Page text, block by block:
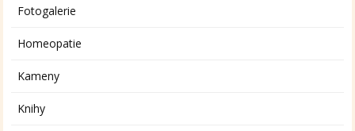
Fotogalerie
Homeopatie
Kameny
Knihy